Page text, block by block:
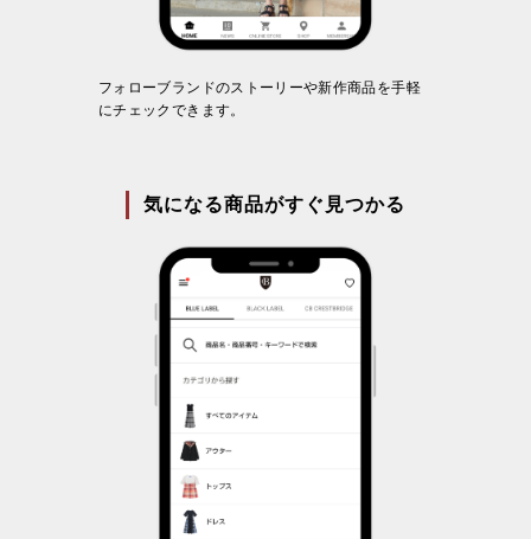
フォローブランドのストーリーや新作商品を手軽
にチェックできます。
気になる商品がすぐ見つかる